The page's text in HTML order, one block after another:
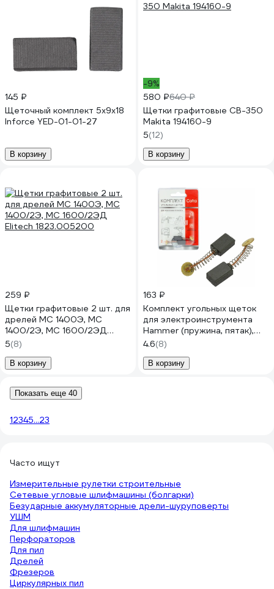
145 ₽
Щеточный комплект 5х9х18
Inforce YED-01-01-27
В корзину
-9%
580 ₽640 ₽
Щетки графитовые CB-350
Makita 194160-9
5(12)
В корзину
259 ₽
Щетки графитовые 2 шт. для
дрелей МС 1400Э, МС
1400/2Э, МС 1600/2ЭД
Elitech 1823.005200
5(8)
В корзину
163 ₽
Комплект угольных щеток
для электроинструмента
Hammer (пружина, пятак),
5x8х12 мм, 2 шт COFRA SDH-
34596
4.6(8)
В корзину
Показать еще 40
12345...23
Часто ищут
Измерительные рулетки строительные
Сетевые угловые шлифмашины (болгарки)
Безударные аккумуляторные дрели-шуруповерты
УШМ
Для шлифмашин
Перфораторов
Для пил
Дрелей
Фрезеров
Циркулярных пил